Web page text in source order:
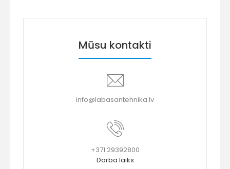
Mūsu kontakti
info@labasantehnika.lv
+371 29392800
Darba laiks